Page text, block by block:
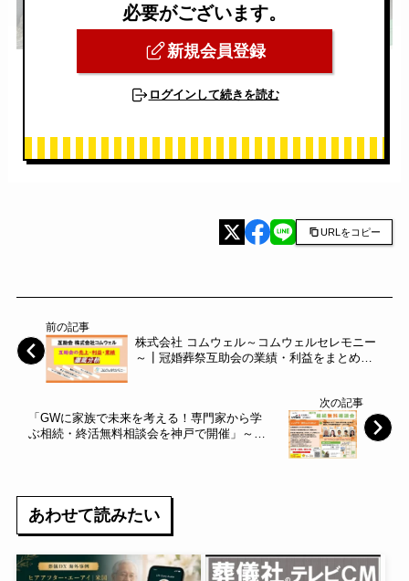
必要がございます。
新規会員登録
ログインして続きを読む
URLをコピー
前の記事
株式会社 コムウェル～コムウェルセレモニー
～┃冠婚葬祭互助会の業績・利益をまとめて
次の記事
「GWに家族で未来を考える！専門家から学
ぶ相続・終活無料相談会を神戸で開催」～ラ
あわせて読みたい